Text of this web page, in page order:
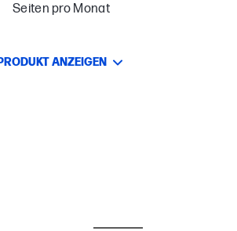
Seiten pro Monat
PRODUKT ANZEIGEN